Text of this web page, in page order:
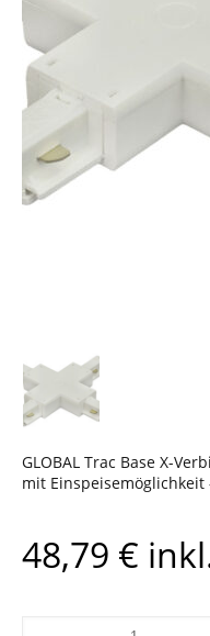
GLOBAL Trac Base X-
mit Einspeisemöglichkeit
48,79 €